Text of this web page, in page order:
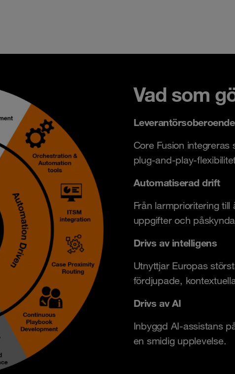
Vad som
Core Fusion
plug-and-play-
Automatiserad drift
Från larmprioritering
uppgifter och
Drivs av intelligens
Utnyttjar Europas
fördjupade,
Drivs av AI
Inbyggd AI-assistans
en smidig upplevelse.